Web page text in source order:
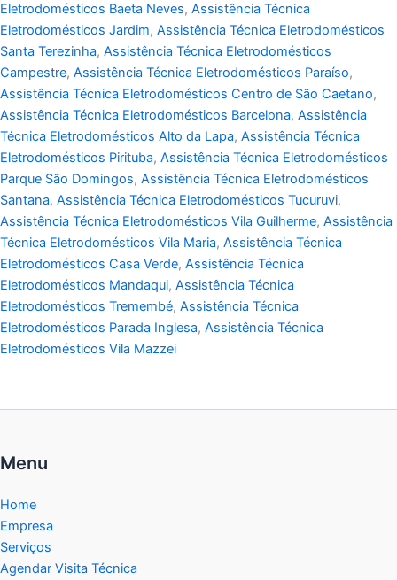
Eletrodomésticos Baeta Neves, Assistência Técnica
Eletrodomésticos Jardim, Assistência Técnica Eletrodomésticos
Santa Terezinha, Assistência Técnica Eletrodomésticos
Campestre, Assistência Técnica Eletrodomésticos Paraíso,
Assistência Técnica Eletrodomésticos Centro de São Caetano,
Assistência Técnica Eletrodomésticos Barcelona, Assistência
Técnica Eletrodomésticos Alto da Lapa, Assistência Técnica
Eletrodomésticos Pirituba, Assistência Técnica Eletrodomésticos
Parque São Domingos, Assistência Técnica Eletrodomésticos
Santana, Assistência Técnica Eletrodomésticos Tucuruvi,
Assistência Técnica Eletrodomésticos Vila Guilherme, Assistência
Técnica Eletrodomésticos Vila Maria, Assistência Técnica
Eletrodomésticos Casa Verde, Assistência Técnica
Eletrodomésticos Mandaqui, Assistência Técnica
Eletrodomésticos Tremembé, Assistência Técnica
Eletrodomésticos Parada Inglesa, Assistência Técnica
Eletrodomésticos Vila Mazzei
Menu
Home
Empresa
Serviços
Agendar Visita Técnica